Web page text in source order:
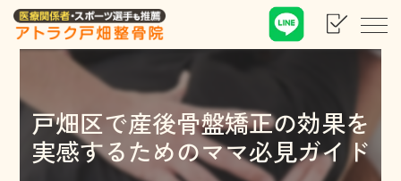
戸畑区で産後骨盤矯正の効果を
実感するためのママ必見ガイド